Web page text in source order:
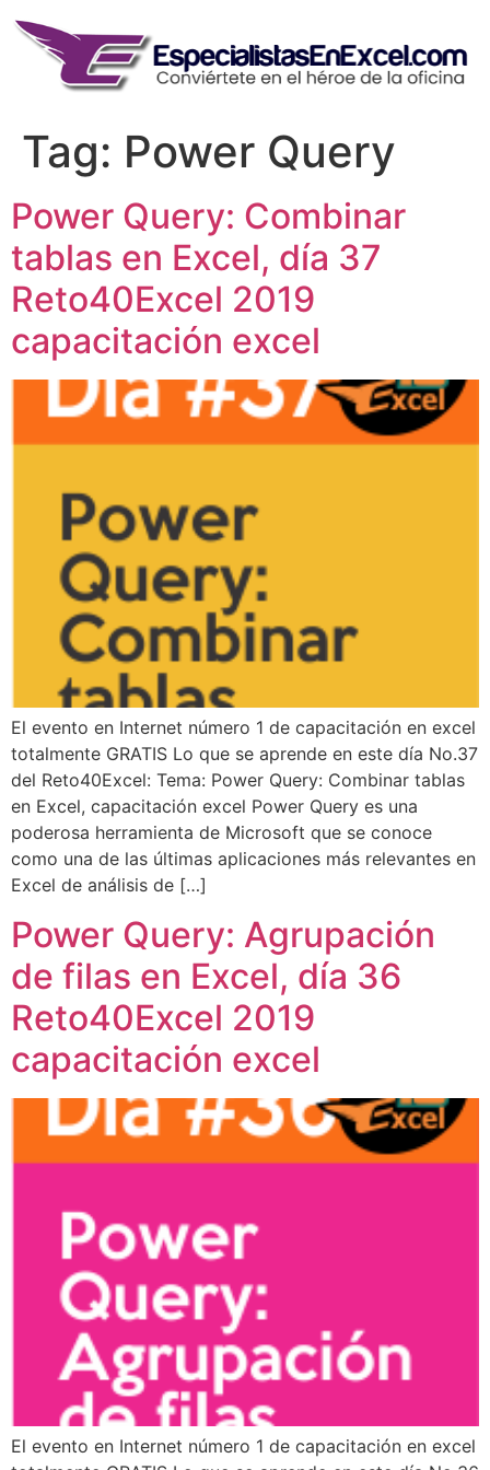
content
Tag: Power Query
Power Query: Combinar
tablas en Excel, día 37
Reto40Excel 2019
capacitación excel
El evento en Internet número 1 de capacitación en excel
totalmente GRATIS Lo que se aprende en este día No.37
del Reto40Excel: Tema: Power Query: Combinar tablas
en Excel, capacitación excel Power Query es una
poderosa herramienta de Microsoft que se conoce
como una de las últimas aplicaciones más relevantes en
Excel de análisis de […]
Power Query: Agrupación
de filas en Excel, día 36
Reto40Excel 2019
capacitación excel
El evento en Internet número 1 de capacitación en excel